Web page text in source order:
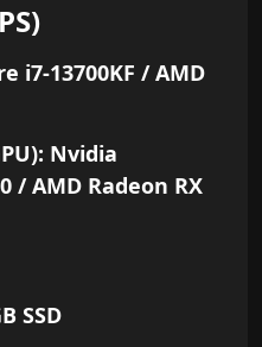
i7-13700KF / AMD
: Nvidia
/ AMD Radeon RX
SSD